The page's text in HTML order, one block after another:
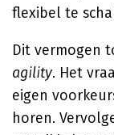
flexibel te
Dit vermogen
agility. Het
eigen
horen.